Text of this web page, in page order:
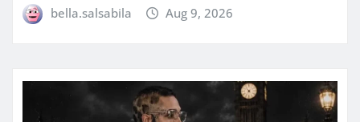
bella.salsabila Aug 9, 2026